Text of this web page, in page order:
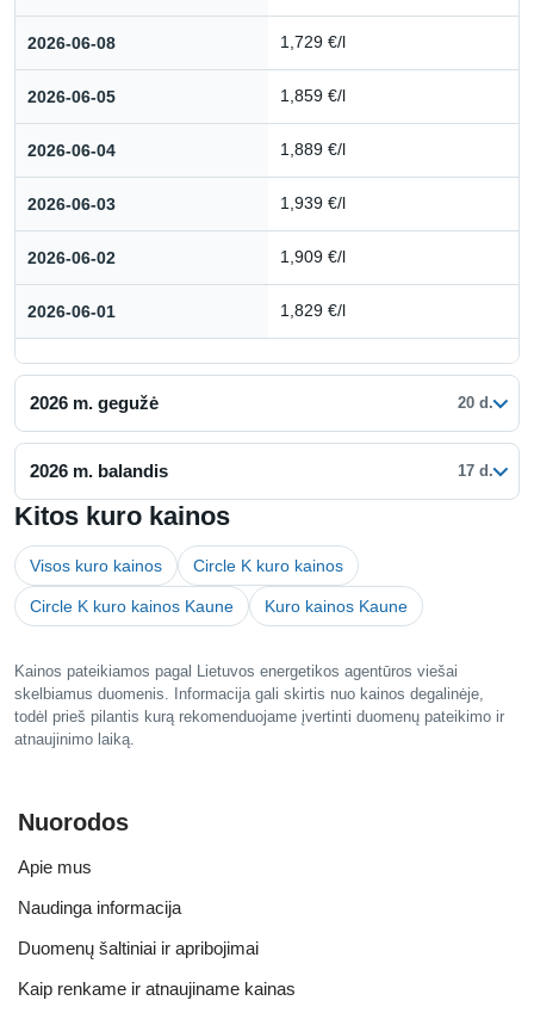
2026-06-08 1,729 €/l
2026-06-05 1,859 €/l
2026-06-04 1,889 €/l
2026-06-03 1,939 €/l
2026-06-02 1,909 €/l
2026-06-01 1,829 €/l
2026 m. gegužė 20 d.
2026 m. balandis 17 d.
Kitos kuro kainos
Visos kuro kainos Circle K kuro kainos
Circle K kuro kainos Kaune Kuro kainos Kaune
Kainos pateikiamos pagal Lietuvos energetikos agentūros viešai
skelbiamus duomenis. Informacija gali skirtis nuo kainos degalinėje,
todėl prieš pilantis kurą rekomenduojame įvertinti duomenų pateikimo ir
atnaujinimo laiką.
Nuorodos
Apie mus
Naudinga informacija
Duomenų šaltiniai ir apribojimai
Kaip renkame ir atnaujiname kainas